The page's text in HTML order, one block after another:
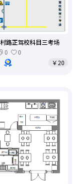
路正驾校科目三考场
0
0
￥20